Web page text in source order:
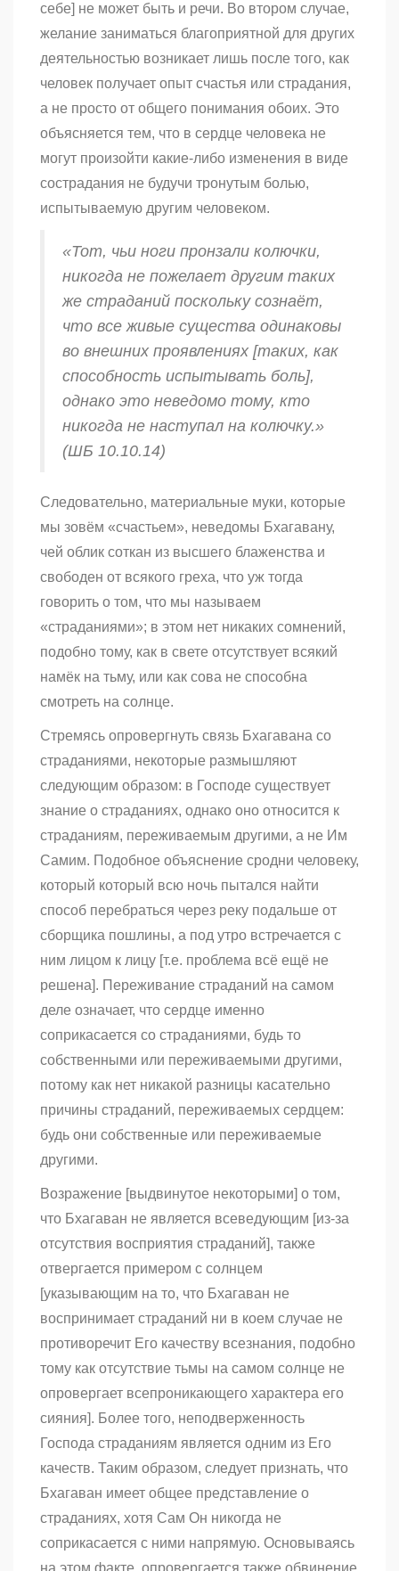
себе] не может быть и речи. Во втором случае,
желание заниматься благоприятной для других
деятельностью возникает лишь после того, как
человек получает опыт счастья или страдания,
а не просто от общего понимания обоих. Это
объясняется тем, что в сердце человека не
могут произойти какие-либо изменения в виде
сострадания не будучи тронутым болью,
испытываемую другим человеком.
«Тот, чьи ноги пронзали колючки,
никогда не пожелает другим таких
же страданий поскольку сознаёт,
что все живые существа одинаковы
во внешних проявлениях [таких, как
способность испытывать боль],
однако это неведомо тому, кто
никогда не наступал на колючку.»
(ШБ 10.10.14)
Следовательно, материальные муки, которые
мы зовём «счастьем», неведомы Бхагавану,
чей облик соткан из высшего блаженства и
свободен от всякого греха, что уж тогда
говорить о том, что мы называем
«страданиями»; в этом нет никаких сомнений,
подобно тому, как в свете отсутствует всякий
намёк на тьму, или как сова не способна
смотреть на солнце.
Стремясь опровергнуть связь Бхагавана со
страданиями, некоторые размышляют
следующим образом: в Господе существует
знание о страданиях, однако оно относится к
страданиям, переживаемым другими, а не Им
Самим. Подобное объяснение сродни человеку,
который который всю ночь пытался найти
способ перебраться через реку подальше от
сборщика пошлины, а под утро встречается с
ним лицом к лицу [т.е. проблема всё ещё не
решена]. Переживание страданий на самом
деле означает, что сердце именно
соприкасается со страданиями, будь то
собственными или переживаемыми другими,
потому как нет никакой разницы касательно
причины страданий, переживаемых сердцем:
будь они собственные или переживаемые
другими.
Возражение [выдвинутое некоторыми] о том,
что Бхагаван не является всеведующим [из-за
отсутствия восприятия страданий], также
отвергается примером с солнцем
[указывающим на то, что Бхагаван не
воспринимает страданий ни в коем случае не
противоречит Его качеству всезнания, подобно
тому как отсутствие тьмы на самом солнце не
опровергает всепроникающего характера его
сияния]. Более того, неподверженность
Господа страданиям является одним из Его
качеств. Таким образом, следует признать, что
Бхагаван имеет общее представление о
страданиях, хотя Сам Он никогда не
соприкасается с ними напрямую. Основываясь
на этом факте, опровергается также обвинение